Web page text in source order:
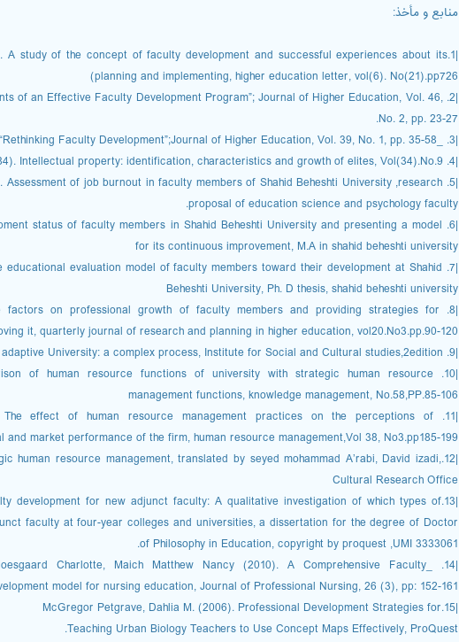
منابع و مأخذ:
A study of the concept of faculty development and successful experiences about its
planning and implementing, higher education letter, vol(6). No(21).pp726)
of an Effective Faculty Development Program”; Journal of Higher Education, Vol. 46,
No. 2, pp. 23-27.
|3. _Shooler, J(2009) ; “Rethinking Faculty Development”;Journal of Higher Education, Vol. 39, No. 1, pp. 35-58.
|4. arasteh,h.,Mahmoodirad,m(1384). Intellectual property: identification, characteristics and growth of elites, Vol(34).No.9.
Assessment of job burnout in faculty members of Shahid Beheshti University ,research
proposal of education science and psychology faculty.
status of faculty members in Shahid Beheshti University and presenting a model
for its continuous improvement, M.A in shahid beheshti university
educational evaluation model of faculty members toward their development at Shahid
Beheshti University, Ph. D thesis, shahid beheshti university
factors on professional growth of faculty members and providing strategies for
it, quarterly journal of research and planning in higher education, vol20.No3.pp.90-120.
|9. Yamani, M.(1393). adaptive University: a complex process, Institute for Social and Cultural studies,2edition.
of human resource functions of university with strategic human resource
management functions, knowledge management, No.58,PP.85-106
The effect of human resource management practices on the perceptions of
and market performance of the firm, human resource management,Vol 38, No3.pp185-199.
human resource management, translated by seyed mohammad A’rabi, David izadi,
Cultural Research Office
development for new adjunct faculty: A qualitative investigation of which types of
faculty at four-year colleges and universities, a dissertation for the degree of Doctor
of Philosophy in Education, copyright by proquest ,UMI 3333061.
Noesgaard Charlotte, Maich Matthew Nancy (2010). A Comprehensive Faculty
model for nursing education, Journal of Professional Nursing, 26 (3), pp: 152-161.
|15.McGregor Petgrave, Dahlia M. (2006). Professional Development Strategies for
Teaching Urban Biology Teachers to Use Concept Maps Effectively, ProQuest.